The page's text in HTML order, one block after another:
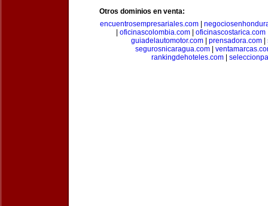
Otros dominios en venta:
encuentrosempresariales.com|
oficinascolombia.com| oficinascostarica.com
guiadelautomotor.com
prensadora.com
segurosnicaragua.com
rankingdehoteles.com|